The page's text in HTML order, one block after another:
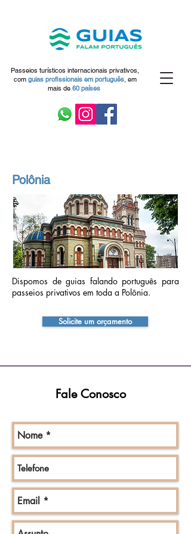
Passeios turísticos internacionais privativos,
com guias profissionais em português, em
mais de 60 países
Polônia
Dispomos de guias falando português para
passeios privativos em toda a Polônia.
Solicite um orçamento
Fale Conosco